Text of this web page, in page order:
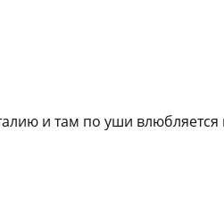
и там по уши влюбляется